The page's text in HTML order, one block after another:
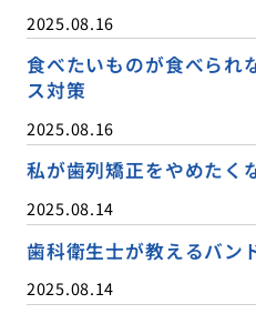
2025.08.16
食べたいものが食べられ
ス対策
2025.08.16
私が歯列矯正をやめたく
2025.08.14
歯科衛生士が教えるバン
2025.08.14